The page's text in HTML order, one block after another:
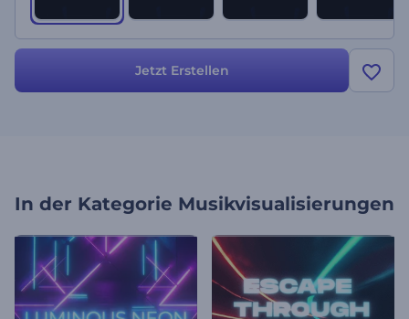
Jetzt Erstellen
In der Kategorie Musikvisualisierungen